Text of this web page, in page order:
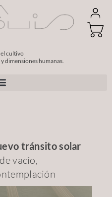
cultivo
dimensiones humanas.
tránsito solar
vacío,